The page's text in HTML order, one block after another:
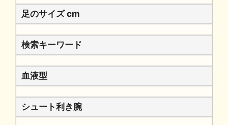
足のサイズ cm
検索キーワード
血液型
シュート利き腕